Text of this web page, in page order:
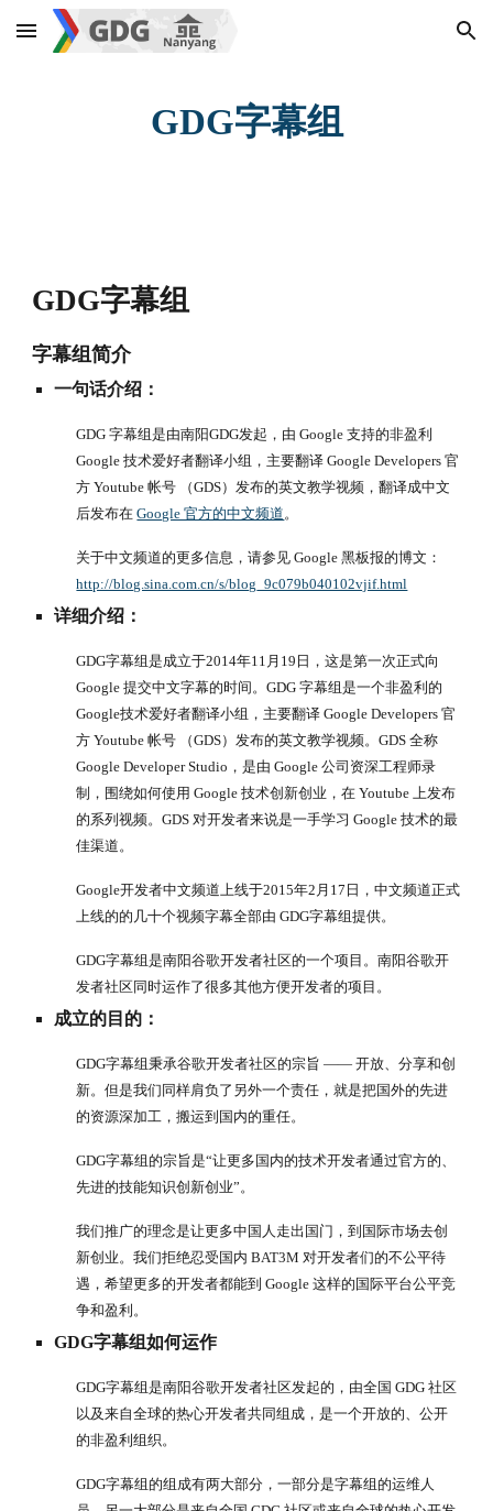
Skip to main content Skip to navigation
GDG字幕组
GDG字幕组
字幕组简介
一句话介绍：
GDG 字幕组是由南阳GDG发起，由 Google 支持的非盈利
Google 技术爱好者翻译小组，主要翻译 Google Developers 官
方 Youtube 帐号 （GDS）发布的英文教学视频，翻译成中文
后发布在 Google 官方的中文频道。
关于中文频道的更多信息，请参见 Google 黑板报的博文：
http://blog.sina.com.cn/s/blog_9c079b040102vjif.html
详细介绍：
GDG字幕组是成立于2014年11月19日，这是第一次正式向
Google 提交中文字幕的时间。GDG 字幕组是一个非盈利的
Google技术爱好者翻译小组，主要翻译 Google Developers 官
方 Youtube 帐号 （GDS）发布的英文教学视频。GDS 全称
Google Developer Studio，是由 Google 公司资深工程师录
制，围绕如何使用 Google 技术创新创业，在 Youtube 上发布
的系列视频。GDS 对开发者来说是一手学习 Google 技术的最
佳渠道。
Google开发者中文频道上线于2015年2月17日，中文频道正式
上线的的几十个视频字幕全部由 GDG字幕组提供。
GDG字幕组是南阳谷歌开发者社区的一个项目。南阳谷歌开
发者社区同时运作了很多其他方便开发者的项目。
成立的目的：
GDG字幕组秉承谷歌开发者社区的宗旨 —— 开放、分享和创
新。但是我们同样肩负了另外一个责任，就是把国外的先进
的资源深加工，搬运到国内的重任。
GDG字幕组的宗旨是“让更多国内的技术开发者通过官方的、
先进的技能知识创新创业”。
我们推广的理念是让更多中国人走出国门，到国际市场去创
新创业。我们拒绝忍受国内 BAT3M 对开发者们的不公平待
遇，希望更多的开发者都能到 Google 这样的国际平台公平竞
争和盈利。
GDG字幕组如何运作
GDG字幕组是南阳谷歌开发者社区发起的，由全国 GDG 社区
以及来自全球的热心开发者共同组成，是一个开放的、公开
的非盈利组织。
GDG字幕组的组成有两大部分，一部分是字幕组的运维人